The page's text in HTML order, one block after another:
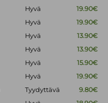
Hyvä
19.90€
Hyvä
19.90€
Hyvä
13.90€
Hyvä
13.90€
Hyvä
15.90€
Hyvä
19.90€
Tyydyttävä
9.80€